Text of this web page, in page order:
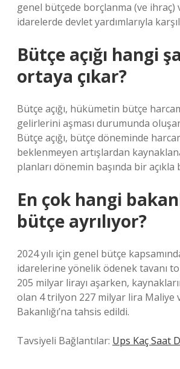
genel bütçede borçlanma (ve ihraç)
idarelerde devlet yardımlarıyla
Bütçe açığı hangi
ortaya çıkar?
Bütçe açığı, hükümetin bütçe
gelirlerini aşması durumunda
Bütçe açığı, bütçe döneminde
beklenmeyen artışlardan
planları dönemin başında bir açıkla
En çok hangi
bütçe ayrılıyor?
2024 yılı için genel bütçe
idarelerine yönelik ödenek tavanı
205 milyar lirayı aşarken,
olan 4 trilyon 227 milyar lira Maliye
Bakanlığı’na tahsis edildi.
Tavsiyeli Bağlantılar: Ups Kaç Saat